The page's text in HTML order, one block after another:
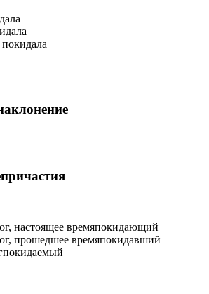
настоящее времяпокидающий
прошедшее времяпокидавший
покидаемый